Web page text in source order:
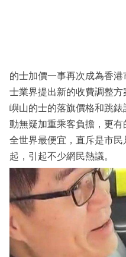
區
的士加價一事再次成為香
士業界提出新的收費調整
嶼山的士的落旗價格和跳
動無疑加重乘客負擔，更
全世界最便宜，直斥是市
起，引起不少網民熱議。